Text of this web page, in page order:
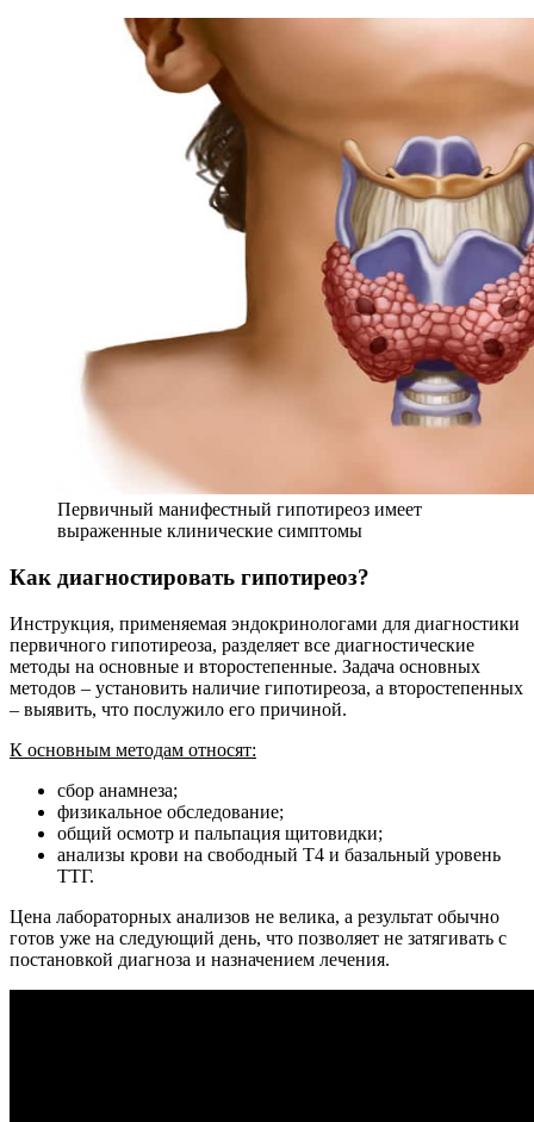
Первичный манифестный гипотиреоз имеет
выраженные клинические симптомы
Как диагностировать гипотиреоз?
Инструкция, применяемая эндокринологами для диагностики
первичного гипотиреоза, разделяет все диагностические
методы на основные и второстепенные. Задача основных
методов – установить наличие гипотиреоза, а второстепенных
– выявить, что послужило его причиной.
К основным методам относят:
сбор анамнеза;
физикальное обследование;
общий осмотр и пальпация щитовидки;
анализы крови на свободный Т4 и базальный уровень
ТТГ.
Цена лабораторных анализов не велика, а результат обычно
готов уже на следующий день, что позволяет не затягивать с
постановкой диагноза и назначением лечения.